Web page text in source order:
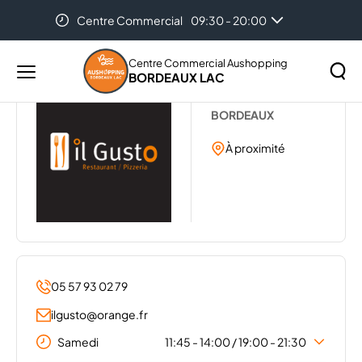
Centre Commercial
09:30 - 20:00
Auchan Bordeaux-Lac 08:00 - 21:00
Menu
principal
Centre Commercial Aushopping
BORDEAUX LAC
... IL GUSTO
BORDEAUX
À proximité
05 57 93 02 79
ilgusto@orange.fr
Samedi
11:45 - 14:00 / 19:00 - 21:30